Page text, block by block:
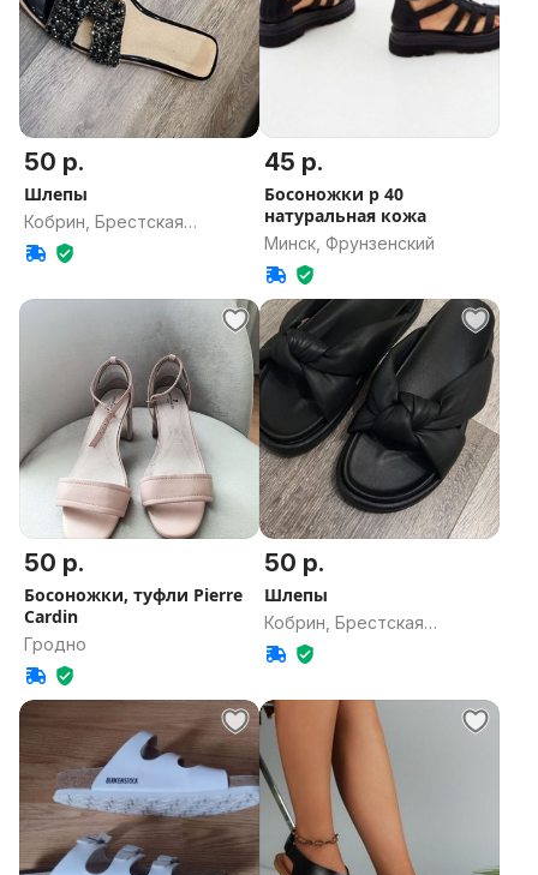
50 р.
Шлепы
Кобрин, Брестская
область
45 р.
Босоножки р 40
натуральная кожа
Минск, Фрунзенский
50 р.
Босоножки, туфли Pierre
Cardin
Гродно
50 р.
Шлепы
Кобрин, Брестская
область